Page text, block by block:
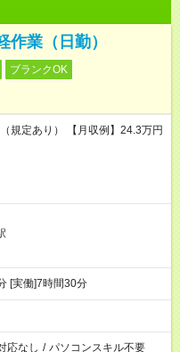
業（日勤）
ブランクOK
規定あり） 【月収例】24.3万円
[実働]7時間30分
応なし / パソコンスキル不要